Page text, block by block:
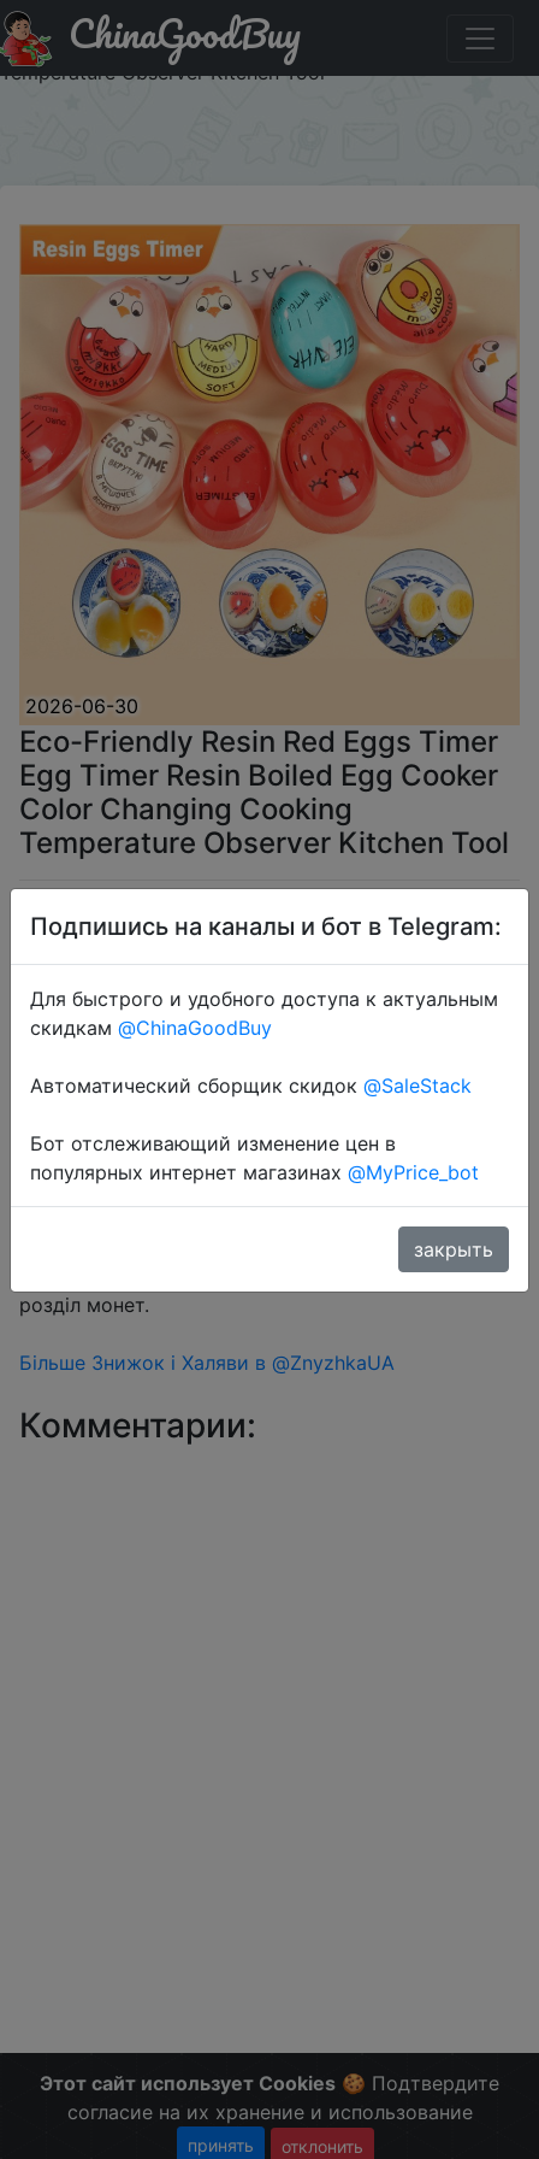
Скидка на: Eco-Friendly Resin Red Eggs Timer Egg Timer
Resin Boiled Egg Cooker Color Changing Cooking
Temperature Observer Kitchen Tool
ChinaGoodBuy
2026-06-30
Eco-Friendly Resin Red Eggs Timer
Egg Timer Resin Boiled Egg Cooker
Color Changing Cooking
Temperature Observer Kitchen Tool
$1.99
Coins
Перейти в магазин
Знижка монетками 95-143 Coins у додатку через
розділ монет.
Більше Знижок і Халяви в @ZnyzhkaUA
Комментарии:
Этот сайт использует Cookies 🍪 Подтвердите
согласие на их хранение и использование
принять отклонить
Подпишись на каналы и бот в Telegram:
Для быстрого и удобного доступа к актуальным
скидкам @ChinaGoodBuy
Автоматический сборщик скидок @SaleStack
Бот отслеживающий изменение цен в
популярных интернет магазинах @MyPrice_bot
закрыть